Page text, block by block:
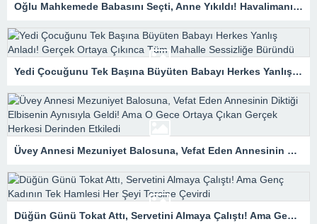
Oğlu Mahkemede Babasını Seçti, Anne Yıkıldı! Havalimanında Cebine Bıraktığı Siyah Kart Her Şeyi Değiştirdi
Yedi Çocuğunu Tek Başına Büyüten Babayı Herkes Yanlış Anladı! Gerçek Ortaya Çıkınca Tüm Mahalle Sessizliğe Büründü
Üvey Annesi Mezuniyet Balosuna, Vefat Eden Annesinin Diktiği Elbisenin Aynısıyla Geldi! Ama O Gece Ortaya Çıkan Gerçek Herkesi Derinden Etkiledi
Düğün Günü Tokat Attı, Servetini Almaya Çalıştı! Ama Genç Kadının Tek Hamlesi Her Şeyi Tersine Çevirdi